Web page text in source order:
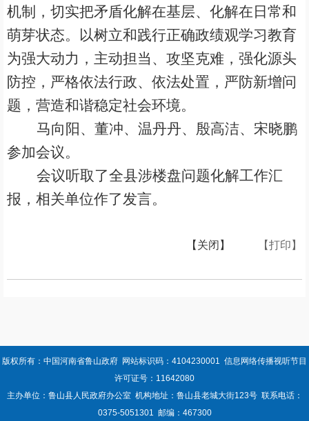
机制，切实把矛盾化解在基层、化解在日常和
萌芽状态。以树立和践行正确政绩观学习教育
为强大动力，主动担当、攻坚克难，强化源头
防控，严格依法行政、依法处置，严防新增问
题，营造和谐稳定社会环境。
马向阳、董冲、温丹丹、殷高洁、宋晓鹏
参加会议。
会议听取了全县涉楼盘问题化解工作汇
报，相关单位作了发言。
【打印】
【关闭】
版权所有：中国河南省鲁山政府 网站标识码：4104230001 信息网络传播视听节目
许可证号：11642080
主办单位：鲁山县人民政府办公室 机构地址：鲁山县老城大街123号 联系电话：
0375-5051301 邮编：467300